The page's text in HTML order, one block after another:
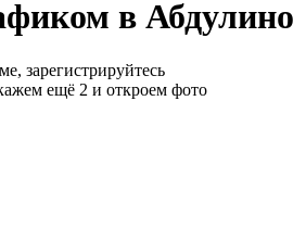
в Абдулино
зарегистрируйтесь
ещё 2 и откроем фото